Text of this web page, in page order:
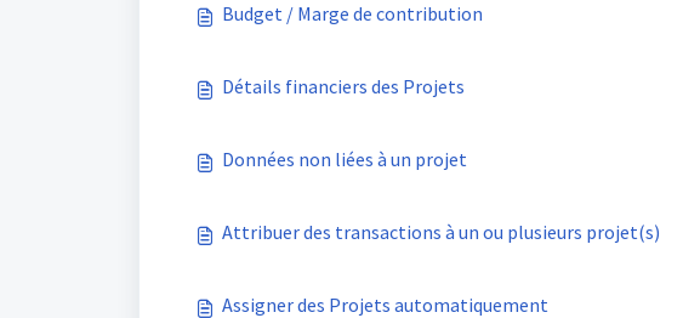
Budget / Marge de contribution
Détails financiers des Projets
Données non liées à un projet
Attribuer des transactions à un ou plusieurs projet(s)
Assigner des Projets automatiquement